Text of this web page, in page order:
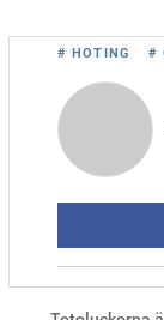
# HOTING #